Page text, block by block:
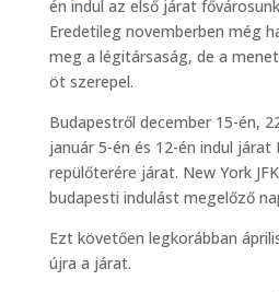
én indul az első járat
Eredetileg novemberben még
meg a légitársaság, de a
öt szerepel.
Budapestről december 15-én,
január 5-én és 12-én indul járat
repülőterére járat. New York
budapesti indulást megelőző
Ezt követően legkorábban
újra a járat.